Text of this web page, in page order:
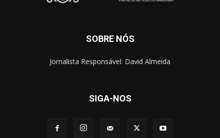
SOBRE NÓS
Jornalista Responsável: David Almeida
SIGA-NOS